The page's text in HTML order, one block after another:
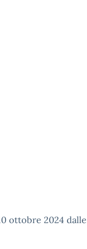
ottobre 2024